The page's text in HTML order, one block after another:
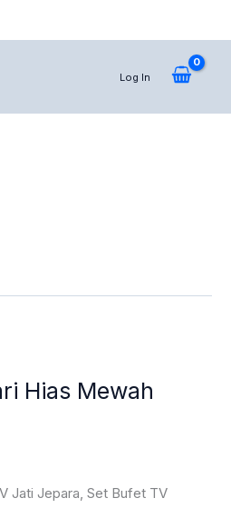
Log In
Hias Mewah
Jati Jepara, Set Bufet TV